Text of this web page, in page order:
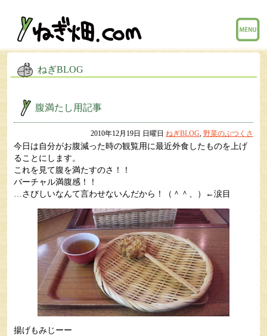
menu
ねぎBLOG
腹満たし用記事
2010年12月19日 日曜日 ねぎBLOG, 野菜のぶつくさ
今日は自分がお腹減った時の観覧用に最近外食したものを上げ
ることにします。
これを見て腹を満たすのさ！！
バーチャル満腹感！！
…さびしいなんて言わせないんだから！（＾＾、）←涙目
揚げもみじーー